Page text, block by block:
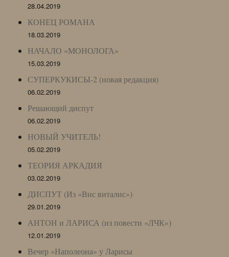
28.04.2019
КОНЕЦ РОМАНА
18.03.2019
НАЧАЛО «МОНОЛОГА»
15.03.2019
СУПЕРКУКИСЫ-2 (новая редакция)
06.02.2019
Решающий диспут
06.02.2019
НОВЫЙ УЧИТЕЛЬ!
05.02.2019
ТЕОРИЯ АРКАДИЯ
03.02.2019
ДИСПУТ (Из «Вис виталис»)
29.01.2019
АНТОН и ЛАРИСА (из повести «ЛЧК»)
12.01.2019
Вечер «Наполеона» у Ларисы